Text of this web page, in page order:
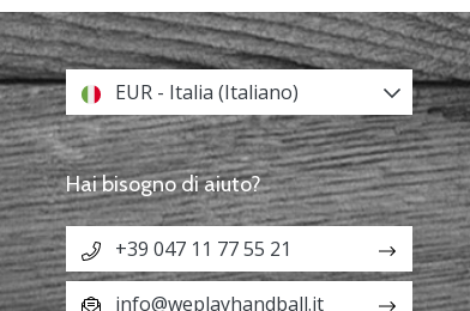
EUR - Italia (Italiano)
Hai bisogno di aiuto?
+39 047 11 77 55 21
info@weplayhandball.it